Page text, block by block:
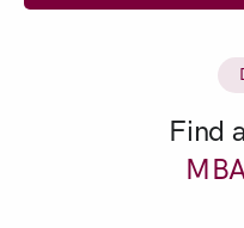
Find